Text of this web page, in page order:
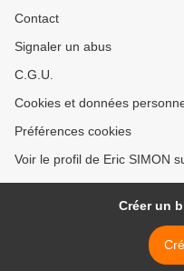
Contact
Signaler un abus
C.G.U.
Cookies et données
Préférences cookies
Voir le profil de Eric SIMON
Créer un